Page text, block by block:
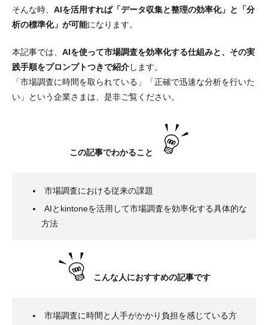
そんな時、 AIを活用すれば「データ収集と整理の効率化」と「分
析の標準化」が可能になります。
本記事では、 AIを使って市場調査を効率化する仕組みと、その実
践手順をプロンプトつきで紹介します。
「市場調査に時間を取られている」「正確で迅速な分析を行いた
い」という企業さまは、是非ご覧ください。
この記事でわかること
市場調査における従来の課題
AIとkintoneを活用して市場調査を効率化する具体的な
方法
こんな人におすすめの記事です
市場調査に時間と人手がかかり負担を感じている方